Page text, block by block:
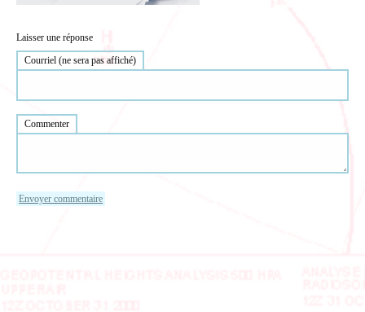
Laisser une réponse
Courriel (ne sera pas affiché)
Commenter